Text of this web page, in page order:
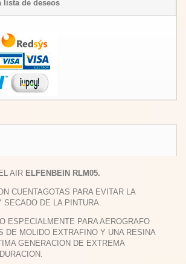
lista de deseos
AIR ELFENBEIN RLM05.
CUENTAGOTAS PARA EVITAR LA
SECADO DE LA PINTURA.
ESPECIALMENTE PARA AEROGRAFO
DE MOLIDO EXTRAFINO Y UNA RESINA
GENERACION DE EXTREMA